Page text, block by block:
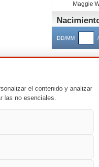
Maggie
DD/MM /
el contenido y analizar
las no esenciales.